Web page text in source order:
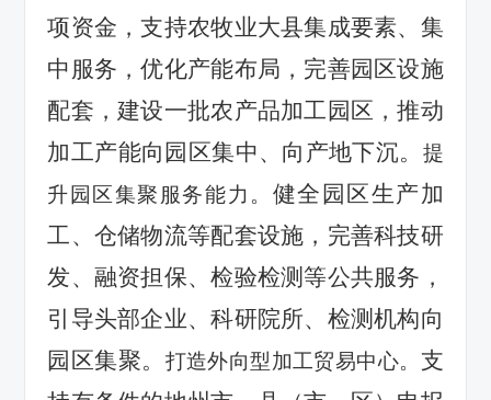
项资金，支持农牧业大县集成要素、集
中服务，优化产能布局，完善园区设施
配套，建设一批农产品加工园区，推动
加工产能向园区集中、向产地下沉。 提
升园区集聚服务能力。 健全园区生产加
工、仓储物流等配套设施，完善科技研
发、融资担保、检验检测等公共服务，
引导头部企业、科研院所、检测机构向
园区集聚。 打造外向型加工贸易中心。 支